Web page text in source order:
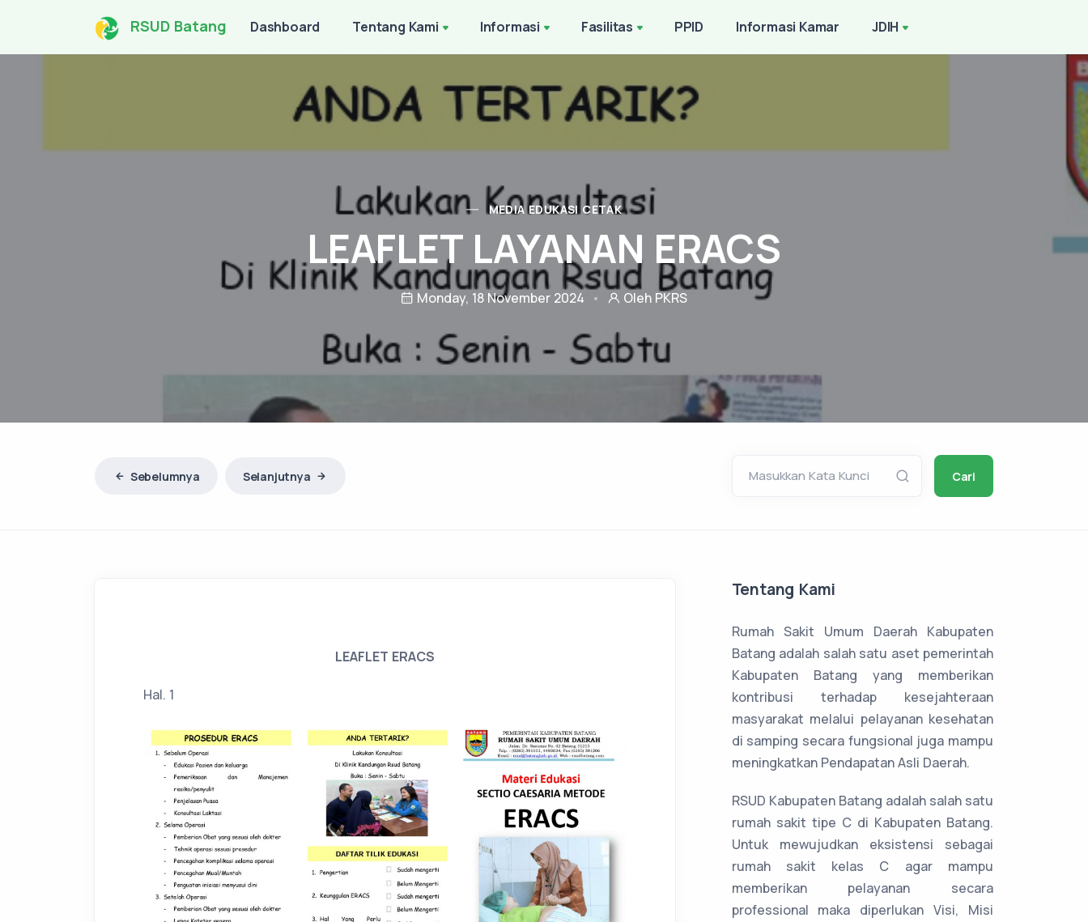
RSUD Batang Dashboard Tentang Kami Informasi Fasilitas PPID Informasi Kamar JDIH
MEDIA EDUKASI CETAK
LEAFLET LAYANAN ERACS
Monday, 18 November 2024 Oleh PKRS
Sebelumnya Selanjutnya Masukkan Kata Kunci Cari
LEAFLET ERACS
Hal. 1
Tentang Kami
Rumah Sakit Umum Daerah Kabupaten
Batang adalah salah satu aset pemerintah
Kabupaten Batang yang memberikan
kontribusi terhadap kesejahteraan
masyarakat melalui pelayanan kesehatan
di samping secara fungsional juga mampu
meningkatkan Pendapatan Asli Daerah.
RSUD Kabupaten Batang adalah salah satu
rumah sakit tipe C di Kabupaten Batang.
Untuk mewujudkan eksistensi sebagai
rumah sakit kelas C agar mampu
memberikan pelayanan secara
professional maka diperlukan Visi, Misi